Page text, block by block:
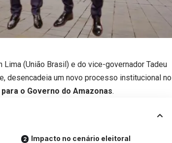
(União Brasil) e do vice-governador Tadeu
desencadeia um novo processo institucional no
o Governo do Amazonas.
Impacto no cenário eleitoral